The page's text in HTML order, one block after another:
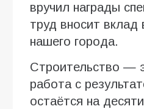
вручил награды
труд вносит вклад
нашего города.
Строительство —
работа с
остаётся на